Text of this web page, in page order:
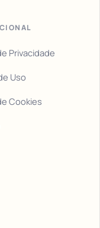
Privacidade
Uso
Cookies